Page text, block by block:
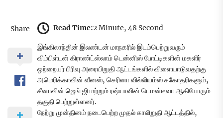
Share Read Time:2 Minute, 48 Second
இங்கிலாந்தின் இலண்டன் மாநகரில் இடம்பெற்றுவரும்
விம்பிள்டன் கிராண்ட்ஸ்லாம் டென்னிஸ் போட்டிகளின் மகளிர்
ஒற்றையர் பிரிவு அரையிறுதி ஆட்டங்களில் விளையாடுவதற்கு
அமெரிக்காவின் வீனஸ், செரினா வில்லியம்ஸ் சகோதரிகளும்,
சீனாவின் ஜெங் ஜி மற்றும் ரஷ்யாவின் டெமன்டீவா ஆகியோரும்
தகுதி பெற்றுள்ளனர்.
நேற்று முன்தினம் நடைபெற்ற முதல் காலிறுதி ஆட்டத்தில்,